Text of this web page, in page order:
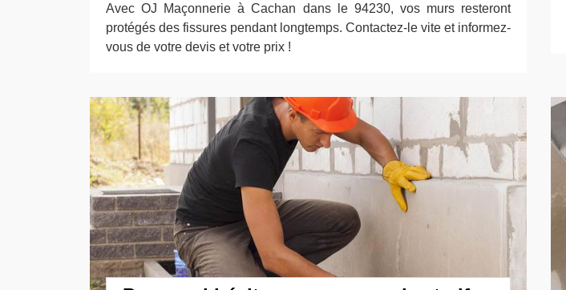
Avec OJ Maçonnerie à Cachan dans le 94230, vos murs resteront
protégés des fissures pendant longtemps. Contactez-le vite et informez-
vous de votre devis et votre prix !